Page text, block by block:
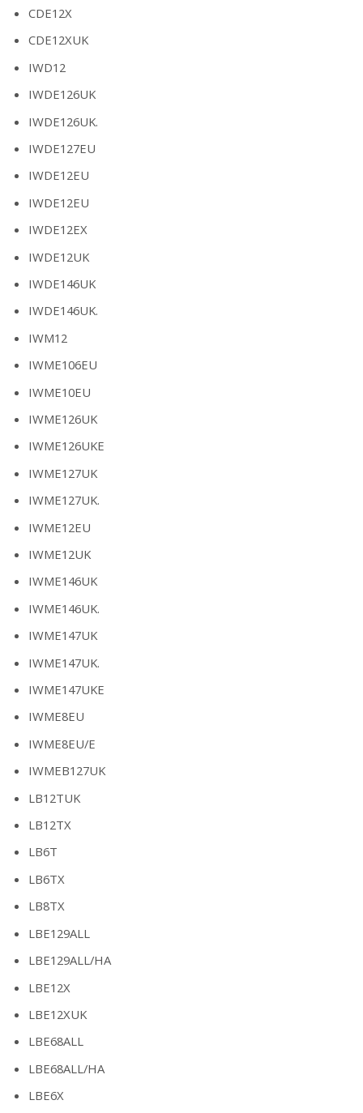
CDE12X
CDE12XUK
IWD12
IWDE126UK
IWDE126UK.
IWDE127EU
IWDE12EU
IWDE12EU
IWDE12EX
IWDE12UK
IWDE146UK
IWDE146UK.
IWM12
IWME106EU
IWME10EU
IWME126UK
IWME126UKE
IWME127UK
IWME127UK.
IWME12EU
IWME12UK
IWME146UK
IWME146UK.
IWME147UK
IWME147UK.
IWME147UKE
IWME8EU
IWME8EU/E
IWMEB127UK
LB12TUK
LB12TX
LB6T
LB6TX
LB8TX
LBE129ALL
LBE129ALL/HA
LBE12X
LBE12XUK
LBE68ALL
LBE68ALL/HA
LBE6X